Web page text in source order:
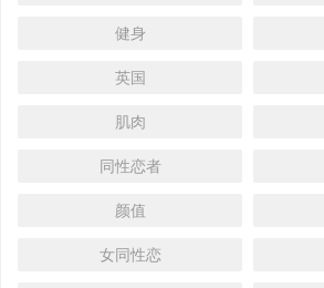
健身
英国
肌肉
同性恋者
颜值
女同性恋